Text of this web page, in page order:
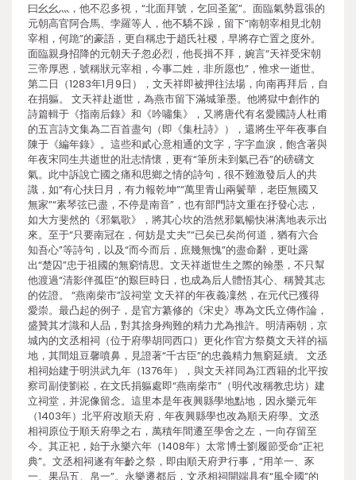
曰幺幺灬，他不忍多視，“北面拜號，乞回圣駕”。面臨氣勢囂張的
元朝高官阿合馬、孛羅等人，他不驕不躁，留下“南朝宰相見北朝
宰相，何跪”的豪語，更自稱忠于趙氏社稷，早將存亡置之度外。
面臨親身招降的元朝天子忽必烈，他長揖不拜，婉言“天祥受宋朝
三帝厚恩，號稱狀元宰相，今事二姓，非所愿也”，惟求一逝世。
第二日（1283年1月9日），文天祥即被押往法場，向南再拜后，自
在捐軀。 文天祥赴逝世，為燕市留下滿城筆墨。他將獄中創作的
詩篇輯于《指南后錄》和《吟嘯集》，又將唐代有名愛國詩人杜甫
的五言詩文集為二百首盡句（即《集杜詩》），還將生平年夜事自
陳于《編年錄》。這些和貳心意相通的文字，字字血淚，飽含著與
年夜宋同生共逝世的壯志情懷，更有“筆所未到氣已吞”的磅礴文
氣。此中訴說亡國之痛和思鄉之情的詩句，很不難激發后人的共
識，如“有心扶日月，有力報乾坤”“萬里青山兩鬢華，老臣無國又
無家”“素琴弦已盡，不停是南音”，也有部門詩文重在抒發心志，
如大方斐然的《邪氣歌》，將其心坎的浩然邪氣暢快淋漓地表示出
來。至于“只要南冠在，何妨是丈夫”“已矣已矣尚何道，猶有六合
知吾心”等詩句，以及“而今而后，庶幾無愧”的盡命辭，更吐露
出“楚囚”忠于祖國的無窮情思。文天祥逝世生之際的翰墨，不只幫
他渡過“清影伴孤臣”的艱巨時日，也成為后人體悟其心、稱贊其志
的佐證。 “燕南柴市”設祠堂 文天祥的年夜義凜然，在元代已獲得
愛崇。最凸起的例子，是官方纂修的《宋史》專為文氏立傳作論，
盛贊其才識和人品，對其捨身殉難的精力尤為推許。明清兩朝，京
城內的文丞相祠（位于府學胡同西口）更化作官方祭奠文天祥的福
地，其間俎豆馨噴鼻，見證著“千古臣”的忠義精力無窮延續。 文丞
相祠始建于明洪武九年（1376年），與文天祥同為江西籍的北平按
察司副使劉崧，在文氏捐軀處即“燕南柴市”（明代改稱教忠坊）建
立祠堂，并泥像留念。這里本是年夜興縣學地點地，因永樂元年
（1403年）北平府改順天府，年夜興縣學也改為順天府學。文丞
相祠原位于順天府學之右，萬積年間遷至學舍之左，一向存留至
今。其正祀，始于永樂六年（1408年）太常博士劉履節受命“正祀
典”。文丞相祠遂有年齡之祭，即由順天府尹行事，“用羊一、豕
一、果品五、帛一”。永樂遷都后，文丞相祠開端具有“風全國”的